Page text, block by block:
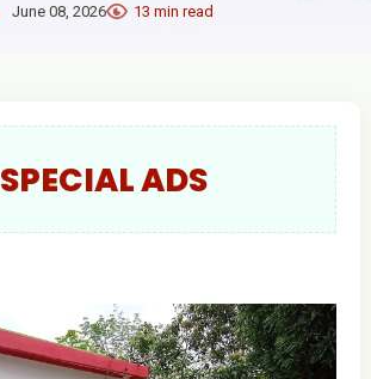
June 08, 2026 13 min read
SPECIAL ADS